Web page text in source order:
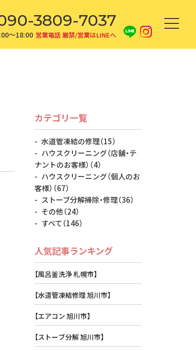
3809-7037
～18:00 営業電話 厳禁/営業はLINEへ
カテゴリ一覧
すべて（146）
その他（24）
ストーブ分解掃除・修理（36）
ハウスクリーニング（個人のお
客様） （67）
ハウスクリーニング（店舗・テ
ナントのお客様） （4）
水道管凍結の修理（15）
人気記事ランキング
【風呂釜洗浄 札幌市】
【水道管凍結修理 旭川市】
【エアコン 旭川市】
【ストーブ分解 旭川市】